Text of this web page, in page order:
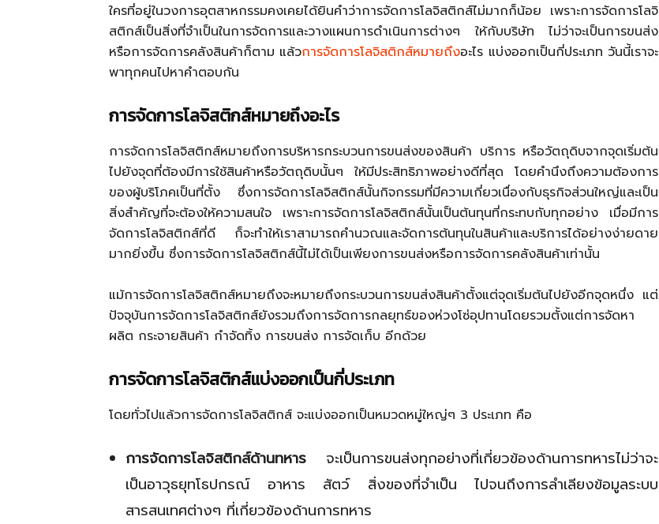
ตี้
สบาย(ดอท)คอม
ใครที่อยู่ในวงการอุตสาหกรรมคงเคยได้ยินคำว่าการจัดการโลจิสติกส์ไม่มากก็น้อย เพราะการจัดการโลจิ
สติกส์เป็นสิ่งที่จำเป็นในการจัดการและวางแผนการดำเนินการต่างๆ ให้กับบริษัท ไม่ว่าจะเป็นการขนส่ง
หรือการจัดการคลังสินค้าก็ตาม แล้วการจัดการโลจิสติกส์หมายถึงอะไร แบ่งออกเป็นกี่ประเภท วันนี้เราจะ
พาทุกคนไปหาคำตอบกัน
การจัดการโลจิสติกส์หมายถึงอะไร
การจัดการโลจิสติกส์หมายถึงการบริหารกระบวนการขนส่งของสินค้า บริการ หรือวัตถุดิบจากจุดเริ่มต้น
ไปยังจุดที่ต้องมีการใช้สินค้าหรือวัตถุดิบนั้นๆ ให้มีประสิทธิภาพอย่างดีที่สุด โดยคำนึงถึงความต้องการ
ของผู้บริโภคเป็นที่ตั้ง ซึ่งการจัดการโลจิสติกส์นั้นกิจกรรมที่มีความเกี่ยวเนื่องกับธุรกิจส่วนใหญ่และเป็น
สิ่งสำคัญที่จะต้องให้ความสนใจ เพราะการจัดการโลจิสติกส์นั้นเป็นต้นทุนที่กระทบกับทุกอย่าง เมื่อมีการ
จัดการโลจิสติกส์ที่ดี ก็จะทำให้เราสามารถคำนวณและจัดการต้นทุนในสินค้าและบริการได้อย่างง่ายดาย
มากยิ่งขึ้น ซึ่งการจัดการโลจิสติกส์นี้ไม่ได้เป็นเพียงการขนส่งหรือการจัดการคลังสินค้าเท่านั้น
แม้การจัดการโลจิสติกส์หมายถึงจะหมายถึงกระบวนการขนส่งสินค้าตั้งแต่จุดเริ่มต้นไปยังอีกจุดหนึ่ง แต่
ปัจจุบันการจัดการโลจิสติกส์ยังรวมถึงการจัดการกลยุทธ์ของห่วงโซ่อุปทานโดยรวมตั้งแต่การจัดหา
ผลิต กระจายสินค้า กำจัดทิ้ง การขนส่ง การจัดเก็บ อีกด้วย
การจัดการโลจิสติกส์แบ่งออกเป็นกี่ประเภท
โดยทั่วไปแล้วการจัดการโลจิสติกส์ จะแบ่งออกเป็นหมวดหมู่ใหญ่ๆ 3 ประเภท คือ
การจัดการโลจิสติกส์ด้านทหาร จะเป็นการขนส่งทุกอย่างที่เกี่ยวข้องด้านการทหารไม่ว่าจะ
เป็นอาวุธยุทโธปกรณ์ อาหาร สัตว์ สิ่งของที่จำเป็น ไปจนถึงการลำเลียงข้อมูลระบบ
สารสนเทศต่างๆ ที่เกี่ยวข้องด้านการทหาร